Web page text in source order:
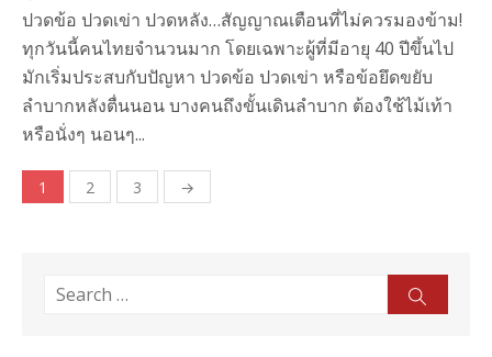
ปวดข้อ ปวดเข่า ปวดหลัง…สัญญาณเตือนที่ไม่ควรมองข้าม!
ทุกวันนี้คนไทยจำนวนมาก โดยเฉพาะผู้ที่มีอายุ 40 ปีขึ้นไป
มักเริ่มประสบกับปัญหา ปวดข้อ ปวดเข่า หรือข้อยึดขยับ
ลำบากหลังตื่นนอน บางคนถึงขั้นเดินลำบาก ต้องใช้ไม้เท้า
หรือนั่งๆ นอนๆ...
Posts
1 2 3 →
Search